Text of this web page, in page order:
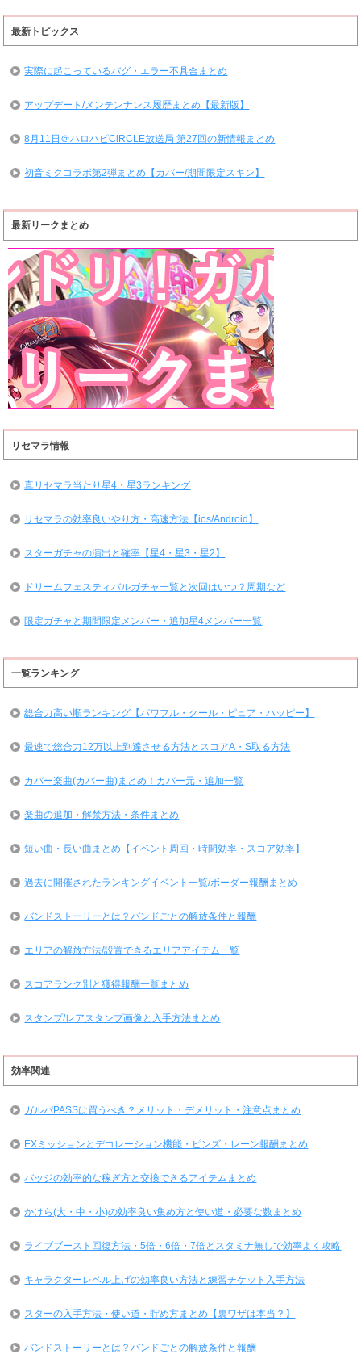
最新トピックス
実際に起こっているバグ・エラー不具合まとめ
アップデート/メンテンナンス履歴まとめ【最新版】
8月11日＠ハロハピCiRCLE放送局 第27回の新情報まとめ
初音ミクコラボ第2弾まとめ【カバー/期間限定スキン】
最新リークまとめ
リセマラ情報
真リセマラ当たり星4・星3ランキング
リセマラの効率良いやり方・高速方法【ios/Android】
スターガチャの演出と確率【星4・星3・星2】
ドリームフェスティバルガチャ一覧と次回はいつ？周期など
限定ガチャと期間限定メンバー・追加星4メンバー一覧
一覧ランキング
総合力高い順ランキング【パワフル・クール・ピュア・ハッピー】
最速で総合力12万以上到達させる方法とスコアA・S取る方法
カバー楽曲(カバー曲)まとめ！カバー元・追加一覧
楽曲の追加・解禁方法・条件まとめ
短い曲・長い曲まとめ【イベント周回・時間効率・スコア効率】
過去に開催されたランキングイベント一覧/ボーダー報酬まとめ
バンドストーリーとは？バンドごとの解放条件と報酬
エリアの解放方法/設置できるエリアアイテム一覧
スコアランク別と獲得報酬一覧まとめ
スタンプ/レアスタンプ画像と入手方法まとめ
効率関連
ガルパPASSは買うべき？メリット・デメリット・注意点まとめ
EXミッションとデコレーション機能・ピンズ・レーン報酬まとめ
バッジの効率的な稼ぎ方と交換できるアイテムまとめ
かけら(大・中・小)の効率良い集め方と使い道・必要な数まとめ
ライブブースト回復方法・5倍・6倍・7倍とスタミナ無しで効率よく攻略
キャラクターレベル上げの効率良い方法と練習チケット入手方法
スターの入手方法・使い道・貯め方まとめ【裏ワザは本当？】
バンドストーリーとは？バンドごとの解放条件と報酬